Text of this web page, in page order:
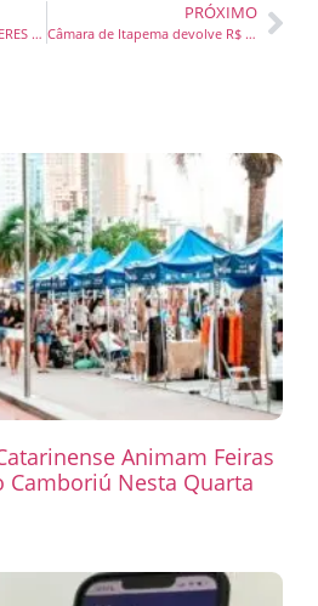
Pronto Atendimento no CERES II começa a funcionar nesta segunda-feira
PRÓXIMO
Câmara de Itapema devolve R$ 3,4 milhões à Prefeitura Municipal
Animam Feiras
Camboriú Nesta Quarta